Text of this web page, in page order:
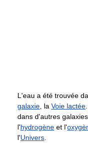
L'eau a été trouvée
galaxie , la Voie lactée
dans d'autres
l'hydrogène et l'
l'Univers